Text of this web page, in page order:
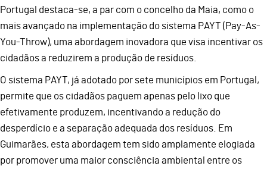
Portugal destaca-se, a par com o concelho da Maia, como o
mais avançado na implementação do sistema PAYT (Pay-As-
You-Throw), uma abordagem inovadora que visa incentivar os
cidadãos a reduzirem a produção de resíduos.
O sistema PAYT, já adotado por sete municípios em Portugal,
permite que os cidadãos paguem apenas pelo lixo que
efetivamente produzem, incentivando a redução do
desperdício e a separação adequada dos resíduos. Em
Guimarães, esta abordagem tem sido amplamente elogiada
por promover uma maior consciência ambiental entre os